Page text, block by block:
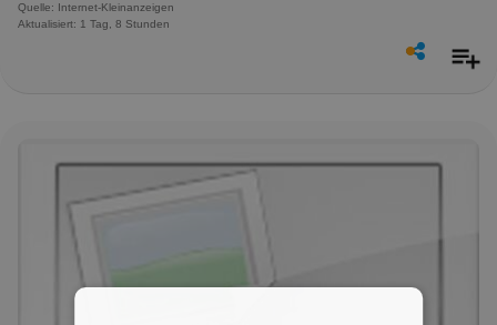
Quelle: Internet-Kleinanzeigen
Aktualisiert: 1 Tag, 8 Stunden